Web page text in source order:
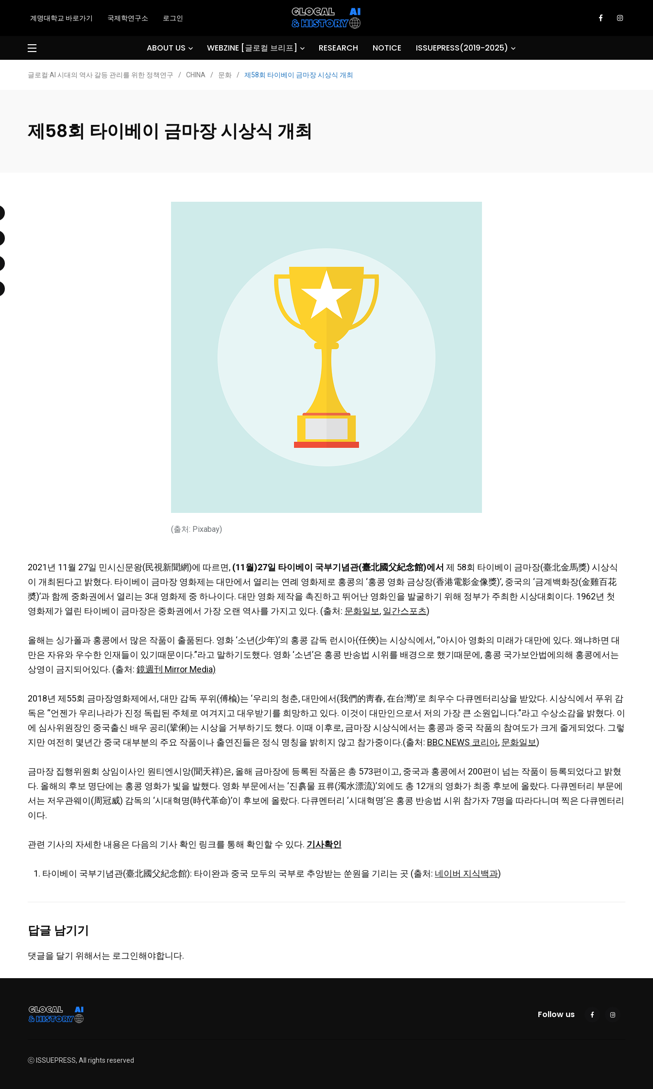
계명대학교 바로가기 국제학연구소 로그인
ABOUT US WEBZINE [글로컬 브리프] RESEARCH NOTICE ISSUEPRESS(2019-2025)
글로컬·AI 시대의 역사 갈등 관리를 위한 정책연구 / CHINA / 문화 / 제58회 타이베이 금마장 시상식 개최
제58회 타이베이 금마장 시상식 개최
(출처: Pixabay)
2021년 11월 27일 민시신문왕(民視新聞網)에 따르면, (11월)27일 타이베이 국부기념관(臺北國父紀念館)에서 제 58회 타이베이 금마장(臺北金馬獎) 시상식
이 개최된다고 밝혔다. 타이베이 금마장 영화제는 대만에서 열리는 연례 영화제로 홍콩의 ‘홍콩 영화 금상장(香港電影金像獎)’, 중국의 ‘금계백화장(金雞百花
奬)’과 함께 중화권에서 열리는 3대 영화제 중 하나이다. 대만 영화 제작을 촉진하고 뛰어난 영화인을 발굴하기 위해 정부가 주최한 시상대회이다. 1962년 첫
영화제가 열린 타이베이 금마장은 중화권에서 가장 오랜 역사를 가지고 있다. (출처: 문화일보, 일간스포츠)
올해는 싱가폴과 홍콩에서 많은 작품이 출품된다. 영화 ‘소년(少年)’의 홍콩 감독 런시아(任俠)는 시상식에서, “아시아 영화의 미래가 대만에 있다. 왜냐하면 대
만은 자유와 우수한 인재들이 있기때문이다.”라고 말하기도했다. 영화 ‘소년’은 홍콩 반송법 시위를 배경으로 했기때문에, 홍콩 국가보안법에의해 홍콩에서는
상영이 금지되어있다. (출처: 鏡週刊 Mirror Media)
2018년 제55회 금마장영화제에서, 대만 감독 푸위(傅楡)는 ‘우리의 청춘, 대만에서(我們的靑春, 在台灣)’로 최우수 다큐멘터리상을 받았다. 시상식에서 푸위 감
독은 “언젠가 우리나라가 진정 독립된 주체로 여겨지고 대우받기를 희망하고 있다. 이것이 대만인으로서 저의 가장 큰 소원입니다.”라고 수상소감을 밝혔다. 이
에 심사위원장인 중국출신 배우 공리(鞏俐)는 시상을 거부하기도 했다. 이때 이후로, 금마장 시상식에서는 홍콩과 중국 작품의 참여도가 크게 줄게되었다. 그렇
지만 여전히 몇년간 중국 대부분의 주요 작품이나 출연진들은 정식 명칭을 밝히지 않고 참가중이다.(출처: BBC NEWS 코리아, 문화일보)
금마장 집행위원회 상임이사인 원티엔시앙(聞天祥)은, 올해 금마장에 등록된 작품은 총 573편이고, 중국과 홍콩에서 200편이 넘는 작품이 등록되었다고 밝혔
다. 올해의 후보 명단에는 홍콩 영화가 빛을 발했다. 영화 부문에서는 ‘진흙물 표류(濁水漂流)’외에도 총 12개의 영화가 최종 후보에 올랐다. 다큐멘터리 부문에
서는 저우관웨이(周冠威) 감독의 ‘시대혁명(時代革命)’이 후보에 올랐다. 다큐멘터리 ‘시대혁명’은 홍콩 반송법 시위 참가자 7명을 따라다니며 찍은 다큐멘터리
이다.
관련 기사의 자세한 내용은 다음의 기사 확인 링크를 통해 확인할 수 있다. 기사확인
타이베이 국부기념관(臺北國父紀念館): 타이완과 중국 모두의 국부로 추앙받는 쑨원을 기리는 곳 (출처: 네이버 지식백과)
답글 남기기
댓글을 달기 위해서는 로그인해야합니다.
Follow us
ⓒ ISSUEPRESS, All rights reserved